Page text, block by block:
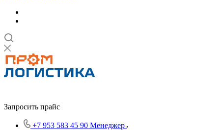
Запросить прайс
+7 953 583 45 90 Менеджер